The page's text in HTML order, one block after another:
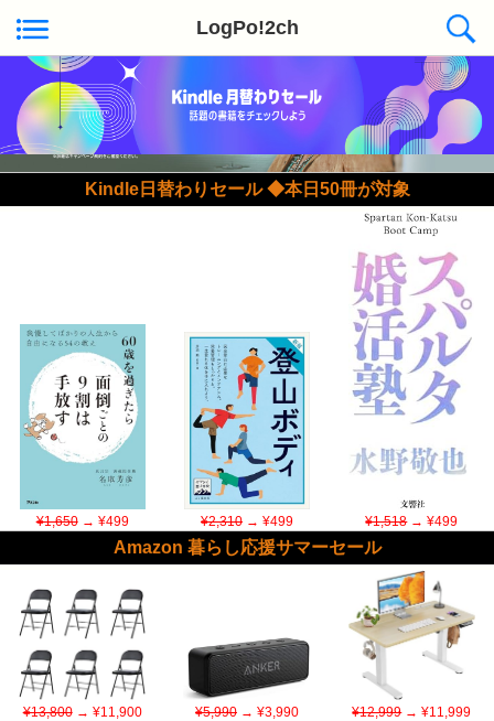
LogPo!2ch
Kindle日替わりセール ◆本日50冊が対象
¥1,650→ ¥499 ¥2,310→ ¥499 ¥1,518→ ¥499
Amazon 暮らし応援サマーセール
¥13,800→ ¥11,900 ¥5,990→ ¥3,990 ¥12,999→ ¥11,999